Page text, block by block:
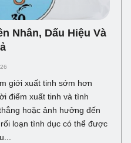
Nhân, Dấu Hiệu Và
giới xuất tinh sớm hơn
điểm xuất tinh và tình
hoặc ảnh hưởng đến
loạn tình dục có thể được